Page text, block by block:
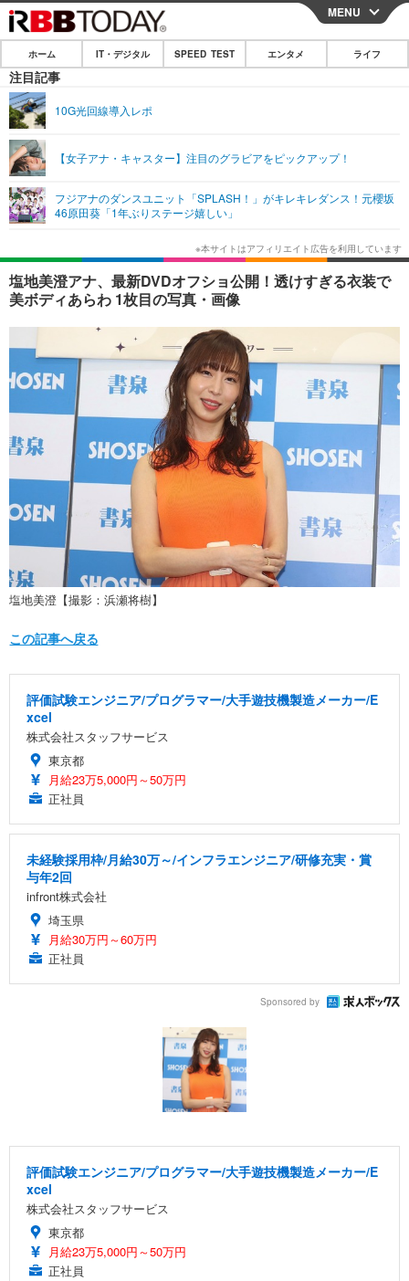
CLOSE
ホーム
IT・デジタル
ショッピング その他
SPEED TEST
エンタメ
エンタメTOP
韓国・芸能
音楽 スポーツ
ショッピング その他
ライフ
ライフTOP グルメ
ペット ショッピング
その他
リリース一覧
プッシュ通知の停止方法
MENU
ホーム IT・デジタル SPEED TEST エンタメ ライフ
注目記事
10G光回線導入レポ
【女子アナ・キャスター】注目のグラビアをピックアップ！
フジアナのダンスユニット「SPLASH！」がキレキレダンス！元櫻坂
46原田葵「1年ぶりステージ嬉しい」
塩地美澄アナ、最新DVDオフショ公開！透けすぎる衣装で
美ボディあらわ 1枚目の写真・画像
塩地美澄【撮影：浜瀬将樹】
この記事へ戻る
評価試験エンジニア/プログラマー/大手遊技機製造メーカー/E
xcel
株式会社スタッフサービス
東京都
月給23万5,000円～50万円
正社員
未経験採用枠/月給30万～/インフラエンジニア/研修充実・賞
与年2回
infront株式会社
埼玉県
月給30万円～60万円
正社員
Sponsored by
評価試験エンジニア/プログラマー/大手遊技機製造メーカー/E
xcel
株式会社スタッフサービス
東京都
月給23万5,000円～50万円
正社員